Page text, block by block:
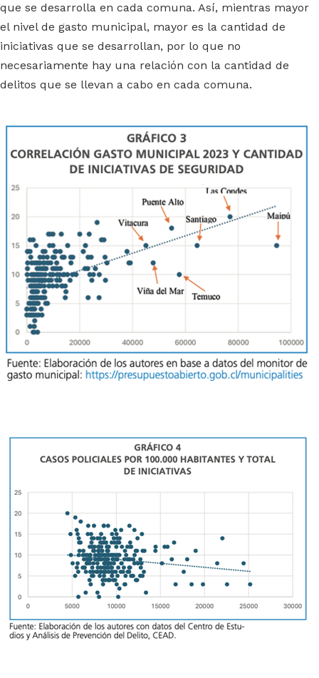
que se desarrolla en cada comuna. Así, mientras mayor
el nivel de gasto municipal, mayor es la cantidad de
iniciativas que se desarrollan, por lo que no
necesariamente hay una relación con la cantidad de
delitos que se llevan a cabo en cada comuna.